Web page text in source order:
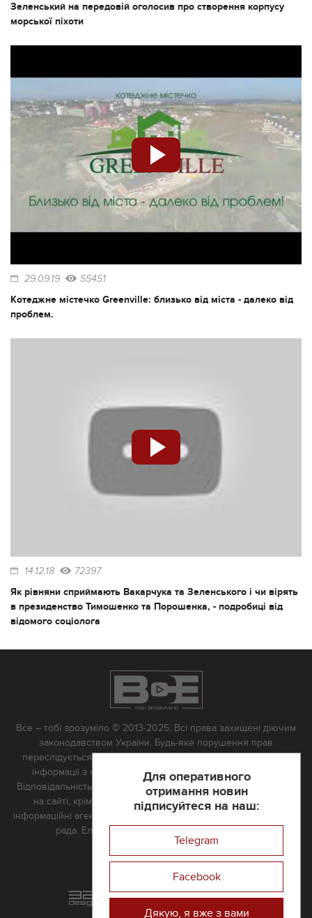
Зеленський на передовій оголосив про створення корпусу
морської піхоти
29.09.19 55451
Котеджне містечко Greenville: близько від міста - далеко від
проблем.
14.12.18 72397
Як рівняни сприймають Вакарчука та Зеленського і чи вірять
в президенство Тимошенко та Порошенка, - подробиці від
відомого соціолога
Для оперативного
отримання новин
підписуйтеся на наш:
Telegram
Facebook
Дякую, я вже з вами
Все – тобі зрозуміло © 2013-2025. Всі права захищені діючим
законодавством України. Будь-яке порушення прав
переслідується в судовому порядку. Будь-яке відтворення
інформації з сайту тільки з письмово дозволу редакції.
Відповідальність за достовірність усіх матеріалів, розміщених
на сайті, крім матеріалів, які містять посилання на інші
інформаційні агентства або інтернет-видання, несе редакційна
рада. Електронна пошта:
Реклама на сайті
Розроблений та підтримується